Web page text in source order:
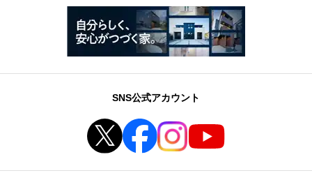
SNS公式アカウント